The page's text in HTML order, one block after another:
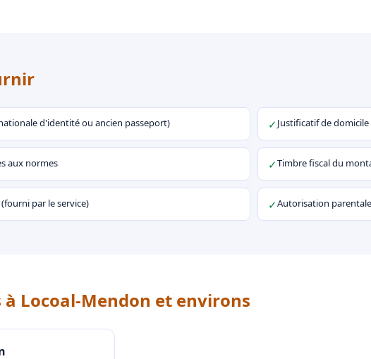
d'identité ou ancien passeport) ✓Justificatif de
aux normes ✓Timbre fiscal du
par le service) ✓Autorisation
Locoal-Mendon et environs